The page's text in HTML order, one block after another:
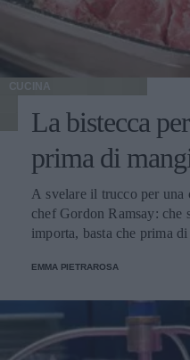
CUCINA
La bistecca
prima di
A svelare il trucco per una
chef Gordon Ramsay: che
importa, basta che prima
EMMA PIETRAROSA